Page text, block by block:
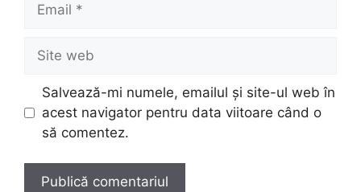
web
Salvează-mi numele, emailul și site-ul web în
acest navigator pentru data viitoare când o
să comentez.